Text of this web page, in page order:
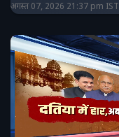
अगस्त 07, 2026 21:37 pm IST